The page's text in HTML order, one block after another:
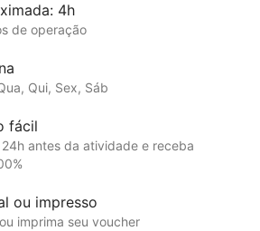
4h
de operação
Qui, Sex, Sáb
fácil
antes da atividade e receba
ou impresso
imprima seu voucher